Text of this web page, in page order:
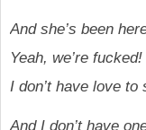
And she’s been
Yeah, we’re fucked!
I don’t have love to
And I don’t have